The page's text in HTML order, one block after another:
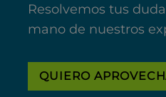
Resolvemos tus
mano de nuestros
QUIERO